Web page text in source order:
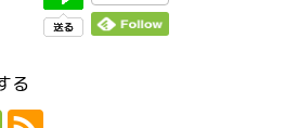
る